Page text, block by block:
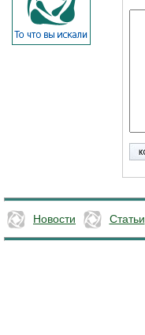
Новости Статьи